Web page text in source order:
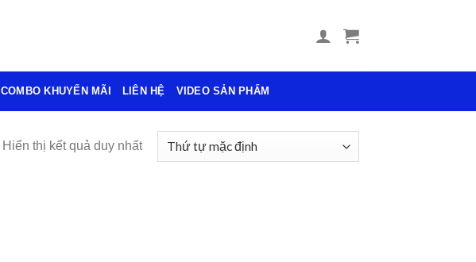
COMBO KHUYẾN MÃI LIÊN HỆ VIDEO SẢN PHẨM
Hiển thị kết quả duy nhất